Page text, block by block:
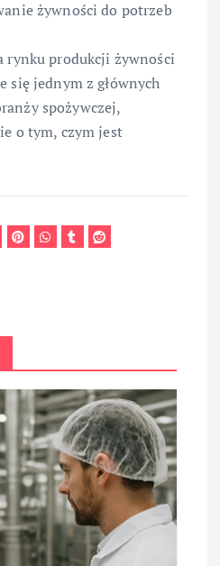
żywności do potrzeb
rynku produkcji żywności
się jednym z głównych
spożywczej,
o tym, czym jest